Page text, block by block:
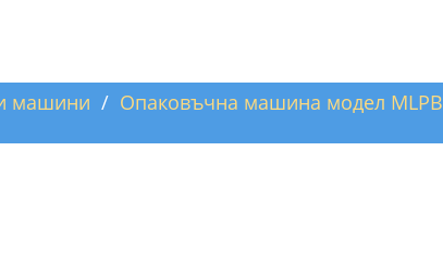
машини
Опаковъчна машина модел MLPB